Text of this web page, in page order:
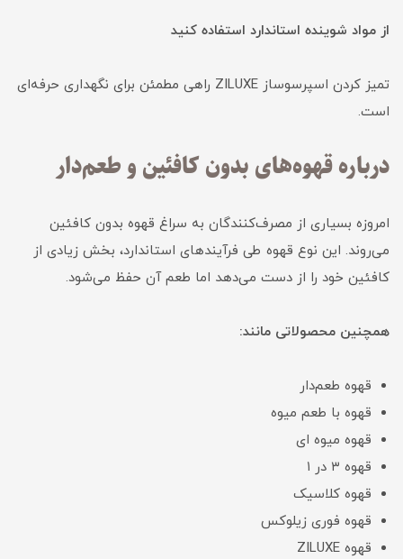
از مواد شوینده استاندارد استفاده کنید
تمیز کردن اسپرسوساز ZILUXE راهی مطمئن برای نگهداری حرفه‌ای
است.
درباره قهوه‌های بدون کافئین و طعم‌دار
امروزه بسیاری از مصرف‌کنندگان به سراغ قهوه بدون کافئین
می‌روند. این نوع قهوه طی فرآیندهای استاندارد، بخش زیادی از
کافئین خود را از دست می‌دهد اما طعم آن حفظ می‌شود.
همچنین محصولاتی مانند:
قهوه طعم‌دار
قهوه با طعم میوه
قهوه میوه ای
قهوه ۳ در ۱
قهوه کلاسیک
قهوه فوری زیلوکس
قهوه ZILUXE